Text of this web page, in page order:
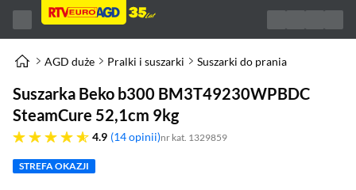
AGD duże Pralki i suszarki Suszarki do prania
Suszarka Beko b300 BM3T49230WPBDC
SteamCure 52,1cm 9kg
4.9
4.9 gwiazdek 14 opinii nr kat. 1329859
STREFA OKAZJI